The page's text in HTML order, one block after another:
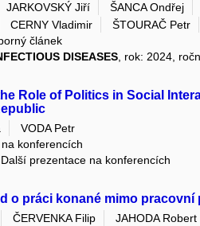
JARKOVSKÝ Jiří ŠANCA Ondřej
CERNY Vladimir ŠTOURAČ Petr
článek
DISEASES , rok: 2024,
Role of Politics in Social
VODA Petr
konferencích
prezentace na konferencích
o práci konané mimo
ČERVENKA Filip
JAHODA Robert